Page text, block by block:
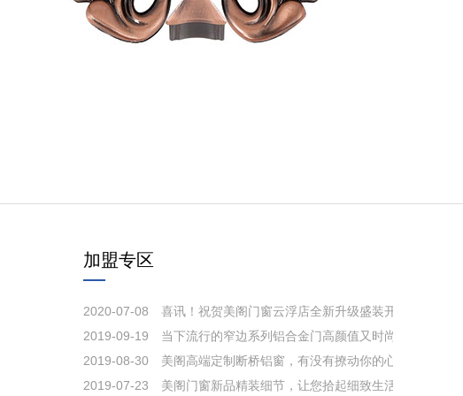
知道得太晚！
加盟专区
2020-07-08
喜讯！祝贺美阁门窗云浮店全新升级盛装开业！
2019-09-19
当下流行的窄边系列铝合金门高颜值又时尚
2019-08-30
美阁高端定制断桥铝窗，有没有撩动你的心？
2019-07-23
美阁门窗新品精装细节，让您拾起细致生活